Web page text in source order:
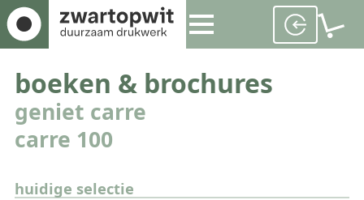
boeken & brochures
geniet carre
carre 100
huidige selectie